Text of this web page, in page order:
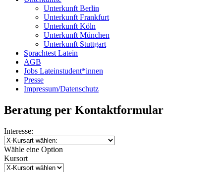
Unterkunft Berlin
Unterkunft Frankfurt
Unterkunft Köln
Unterkunft München
Unterkunft Stuttgart
Sprachtest Latein
AGB
Jobs Lateinstudent*innen
Presse
Impressum/Datenschutz
Beratung per Kontaktformular
Interesse:
Wähle eine Option
Kursort